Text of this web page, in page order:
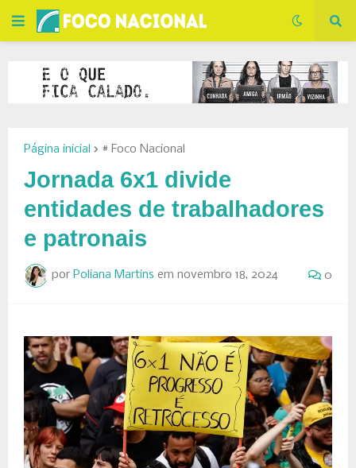
Página inicial # Foco Nacional
Jornada 6x1 divide
entidades de trabalhadores
e patronais
por Poliana Martins em novembro 18, 2024 0